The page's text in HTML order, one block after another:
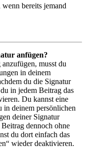
bereits jemand
anfügen?
musst du
in deinem
du die Signatur
in jedem Beitrag das
Du kannst eine
in deinem persönlichen
deiner Signatur
dennoch ohne
du dort einfach das
wieder deaktivieren.